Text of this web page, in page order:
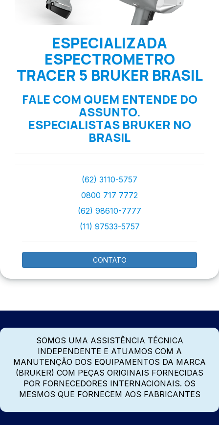
ESPECIALIZADA
ESPECTROMETRO
TRACER 5 BRUKER BRASIL
FALE COM QUEM ENTENDE DO
ASSUNTO.
ESPECIALISTAS BRUKER NO
BRASIL
(62) 3110-5757
0800 717 7772
(62) 98610-7777
(11) 97533-5757
CONTATO
SOMOS UMA ASSISTÊNCIA TÉCNICA
INDEPENDENTE E ATUAMOS COM A
MANUTENÇÃO DOS EQUIPAMENTOS DA MARCA
(BRUKER) COM PEÇAS ORIGINAIS FORNECIDAS
POR FORNECEDORES INTERNACIONAIS. OS
MESMOS QUE FORNECEM AOS FABRICANTES